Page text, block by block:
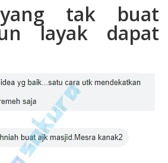
tak buat
layak dapat